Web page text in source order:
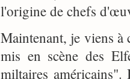
l'origine de chefs
Maintenant, je viens
mis en scène des
miltaires américains".